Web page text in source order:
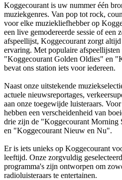
Koggecourant is uw nummer één
muziekgenres. Van pop tot rock,
voor elke muziekliefhebber op
een live gemodereerde sessie of een
afspeellijst, Koggecourant zorgt
ervaring. Met populaire
"Koggecourant Golden Oldies" en
bevat ons station iets voor iedereen.
Naast onze uitstekende
actuele nieuwsreportages,
aan onze toegewijde luisteraars.
hebben een verscheidenheid van
drie zijn de "Koggecourant
en "Koggecourant Nieuw en Nu".
Er is iets unieks op Koggecourant
leeftijd. Onze zorgvuldig
programma's zijn ontworpen om
radioluisteraars te entertainen.